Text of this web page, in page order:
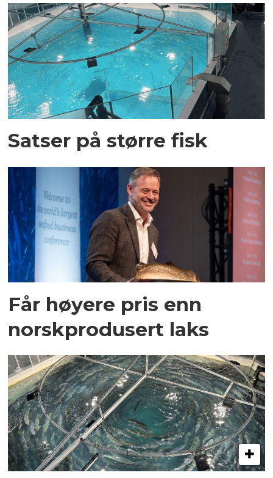
Satser på større fisk
Får høyere pris enn
norskprodusert laks